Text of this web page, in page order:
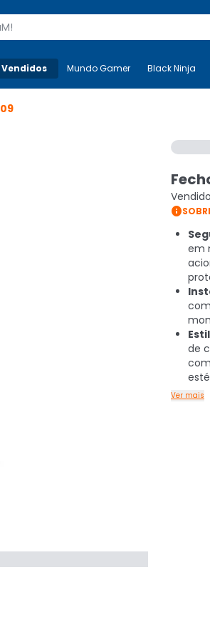
Mais-v- Mundo Gamer
Mundo Gamer Black Ninja

em
de
Ver mais